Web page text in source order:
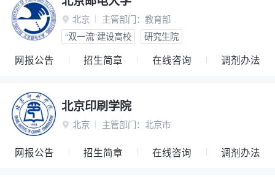
 北京 主管部门： 教育部
“双一流”建设高校
研究生院
网报公告 招生简章 在线咨询 调剂办法
北京印刷学院
 北京 主管部门： 北京市
网报公告 招生简章 在线咨询 调剂办法